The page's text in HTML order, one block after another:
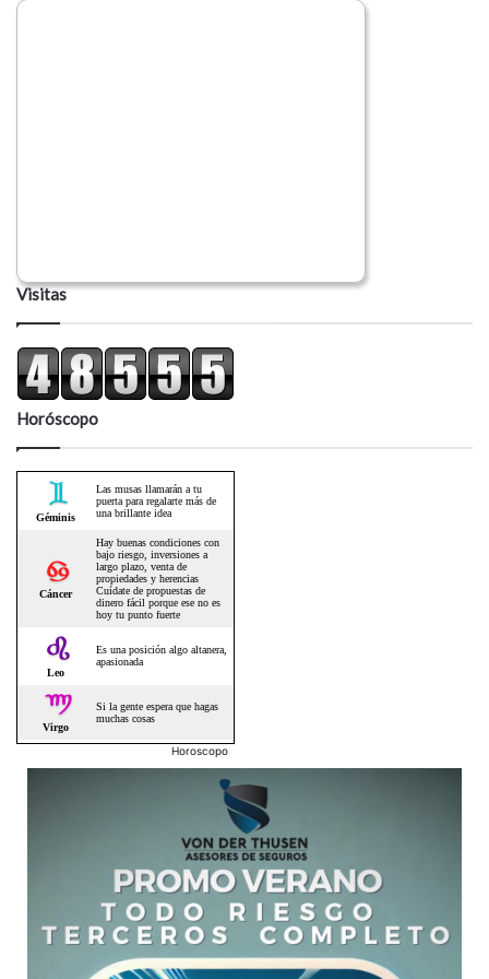
o
Visitas
Horóscopo
Horoscopo